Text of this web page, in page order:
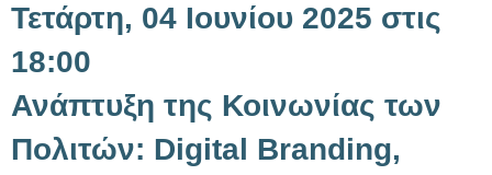
Τετάρτη, 04 Ιουνίου 2025 στις
18:00
Ανάπτυξη της Κοινωνίας των
Πολιτών: Digital Branding,